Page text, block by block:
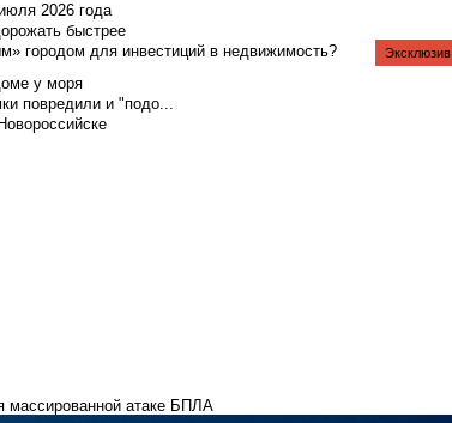
2026 года
быстрее
городом для инвестиций в недвижимость?
у моря
повредили и "подо...
Эксклюзив
массированной атаке БПЛА